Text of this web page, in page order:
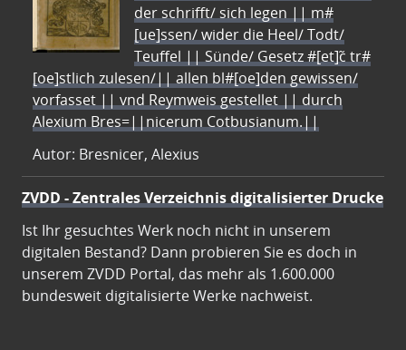
der schrifft/ sich legen || m#
[ue]ssen/ wider die Heel/ Todt/
Teuffel || Sünde/ Gesetz #[et]c̃ tr#
[oe]stlich zulesen/|| allen bl#[oe]den gewissen/
vorfasset || vnd Reymweis gestellet || durch
Alexium Bres=||nicerum Cotbusianum.||
Autor: Bresnicer, Alexius
ZVDD - Zentrales Verzeichnis digitalisierter Drucke
Ist Ihr gesuchtes Werk noch nicht in unserem
digitalen Bestand? Dann probieren Sie es doch in
unserem ZVDD Portal, das mehr als 1.600.000
bundesweit digitalisierte Werke nachweist.